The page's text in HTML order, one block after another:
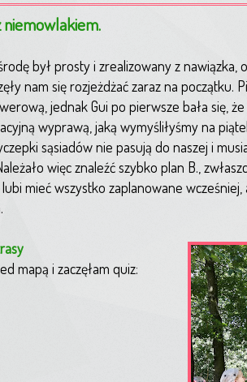
był prosty i zrealizowany z nawiązka,
nam się rozjeżdżać zaraz na początku.
jednak Gui po pierwsze bała się,
wyprawą, jaką wymyśliłyśmy na
sąsiadów nie pasują do naszej i
więc znaleźć szybko plan B.,
mieć wszystko zaplanowane
mapą i zaczęłam quiz: